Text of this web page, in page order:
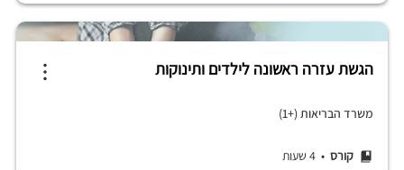
הגשת עזרה ראשונה לילדים ותינוקות
משרד הבריאות (+1)
קורס • 4 שעות